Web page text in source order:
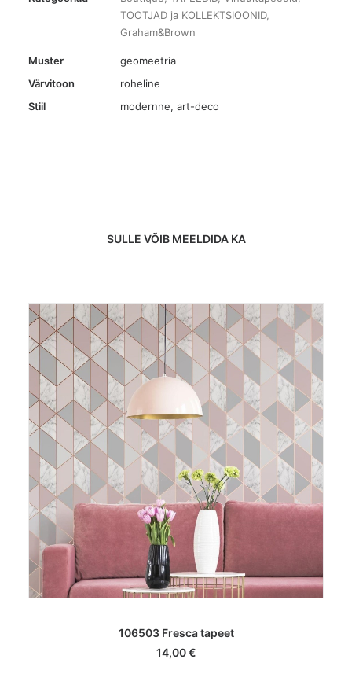
TOOTJAD ja KOLLEKTSIOONID,
Graham&Brown
Muster
geomeetria
Värvitoon
roheline
Stiil
modernne, art-deco
SULLE VÕIB MEELDIDA KA
106503 Fresca tapeet
14,00€